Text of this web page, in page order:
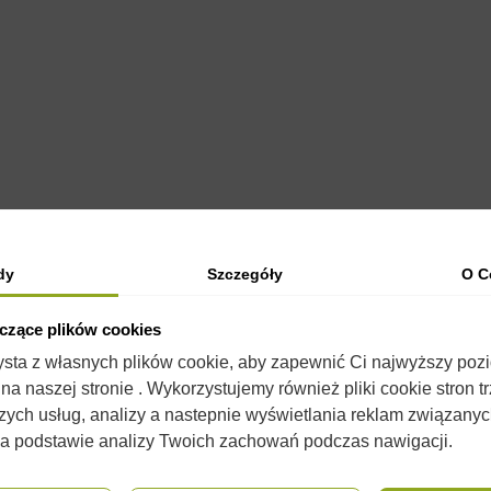
SZCZEGÓŁY PRODUKTU
przez nią. Dzięki zastosowaniu węzy plastry tworzone
komórek plastra pszczelego umieszczany w ramce.
podkurzacze, przyda się równieżdłutodla ułatwienia pracy
Szczegóły O
plików cookies
z własnych plików cookie, aby zapewnić Ci najwyższy
naszej stronie . Wykorzystujemy również pliki cookie stron
usług, analizy a nastepnie wyświetlania reklam
podstawie analizy Twoich zachowań podczas nawigacji.